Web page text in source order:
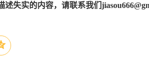
述失实的内容，请联系我们